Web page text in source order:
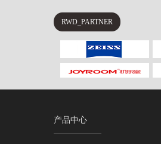
RWD_PARTNER
产品中心